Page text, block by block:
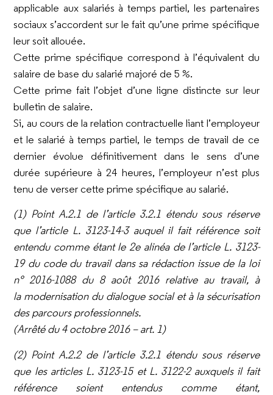
applicable aux salariés à temps partiel, les partenaires
sociaux s’accordent sur le fait qu’une prime spécifique
leur soit allouée.
Cette prime spécifique correspond à l’équivalent du
salaire de base du salarié majoré de 5 %.
Cette prime fait l’objet d’une ligne distincte sur leur
bulletin de salaire.
Si, au cours de la relation contractuelle liant l’employeur
et le salarié à temps partiel, le temps de travail de ce
dernier évolue définitivement dans le sens d’une
durée supérieure à 24 heures, l’employeur n’est plus
tenu de verser cette prime spécifique au salarié.
(1) Point A.2.1 de l’article 3.2.1 étendu sous réserve
que l’article L. 3123-14-3 auquel il fait référence soit
entendu comme étant le 2e alinéa de l’article L. 3123-
19 du code du travail dans sa rédaction issue de la loi
n° 2016-1088 du 8 août 2016 relative au travail, à
la modernisation du dialogue social et à la sécurisation
des parcours professionnels.
(Arrêté du 4 octobre 2016 – art. 1)
(2) Point A.2.2 de l’article 3.2.1 étendu sous réserve
que les articles L. 3123-15 et L. 3122-2 auxquels il fait
référence soient entendus
comme étant,